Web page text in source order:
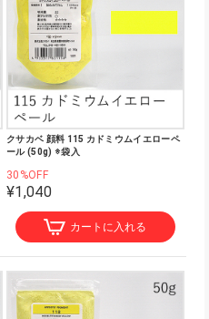
クサカベ 顔料 115 カドミウムイエローペ
ール (50g) ※袋入
30%OFF
¥1,040
カートに入れる